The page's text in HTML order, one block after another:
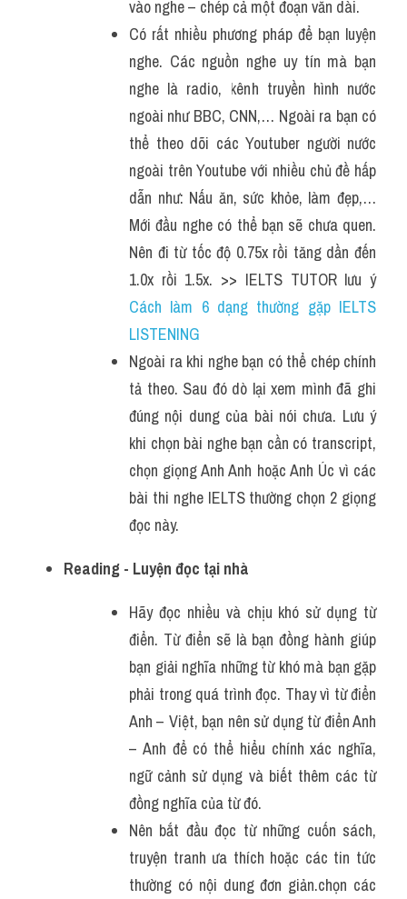
vào nghe – chép cả một đoạn văn dài.
Có rất nhiều phương pháp để bạn luyện
nghe. Các nguồn nghe uy tín mà bạn
nghe là radio, kênh truyền hình nước
ngoài như BBC, CNN,… Ngoài ra bạn có
thể theo dõi các Youtuber người nước
ngoài trên Youtube với nhiều chủ đề hấp
dẫn như: Nấu ăn, sức khỏe, làm đẹp,…
Mới đầu nghe có thể bạn sẽ chưa quen.
Nên đi từ tốc độ 0.75x rồi tăng dần đến
1.0x rồi 1.5x. >> IELTS TUTOR lưu ý
Cách làm 6 dạng thường gặp IELTS
LISTENING
Ngoài ra khi nghe bạn có thể chép chính
tả theo. Sau đó dò lại xem mình đã ghi
đúng nội dung của bài nói chưa. Lưu ý
khi chọn bài nghe bạn cần có transcript,
chọn giọng Anh Anh hoặc Anh Úc vì các
bài thi nghe IELTS thường chọn 2 giọng
đọc này.
Reading - Luyện đọc tại nhà
Hãy đọc nhiều và chịu khó sử dụng từ
điển. Từ điển sẽ là bạn đồng hành giúp
bạn giải nghĩa những từ khó mà bạn gặp
phải trong quá trình đọc. Thay vì từ điển
Anh – Việt, bạn nên sử dụng từ điển Anh
– Anh để có thể hiểu chính xác nghĩa,
ngữ cảnh sử dụng và biết thêm các từ
đồng nghĩa của từ đó.
Nên bắt đầu đọc từ những cuốn sách,
truyện tranh ưa thích hoặc các tin tức
thường có nội dung đơn giản.chọn các